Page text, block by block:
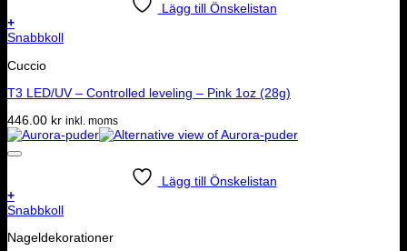
Lägg till Önskelistan
+
Snabbkoll
Cuccio
T3 LED/UV – Controlled leveling – Pink 1oz (28g)
446.00 kr inkl. moms
Lägg till Önskelistan
+
Snabbkoll
Nageldekorationer